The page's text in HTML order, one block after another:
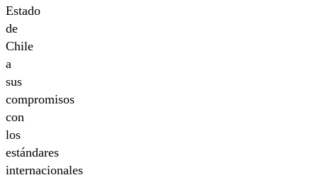
Estado
de
Chile
a
sus
compromisos
con
los
estándares
internacionales